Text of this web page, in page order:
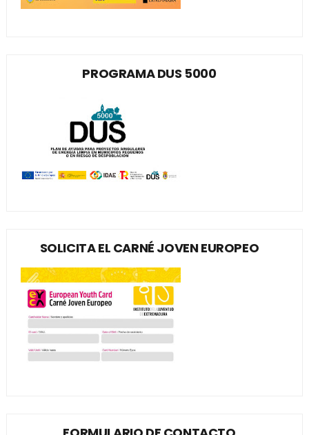
PROGRAMA DUS 5000
SOLICITA EL CARNÉ JOVEN EUROPEO